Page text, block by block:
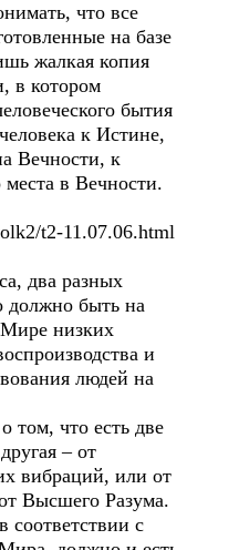
что все
на базе
жалкая копия
в котором
бытия
к Истине,
Вечности, к
в Вечности.
t2-11.07.06.html
два разных
должно быть на
низких
и
людей на
что есть две
– от
вибраций, или от
Высшего Разума.
с